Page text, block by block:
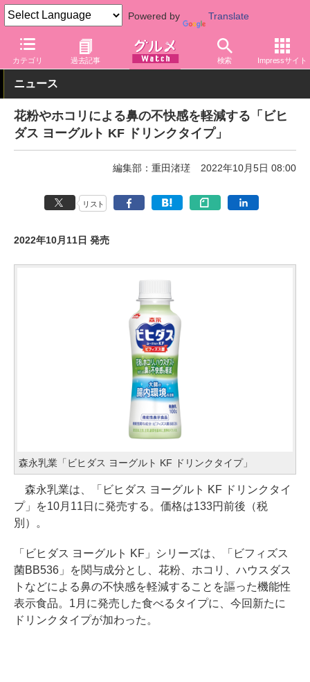
Powered by Translate
カテゴリ 過去記事 検索 Impressサイト
グルメ Watch メーカー 乳製品 森永乳業
ニュース
花粉やホコリによる鼻の不快感を軽減する「ビヒ
ダス ヨーグルト KF ドリンクタイプ」
編集部：重田渚瑳 2022年10月5日 08:00
リスト
2022年10月11日 発売
森永乳業「ビヒダス ヨーグルト KF ドリンクタイプ」
森永乳業は、「ビヒダス ヨーグルト KF ドリンクタイ
プ」を10月11日に発売する。価格は133円前後（税
別）。
「ビヒダス ヨーグルト KF」シリーズは、「ビフィズス
菌BB536」を関与成分とし、花粉、ホコリ、ハウスダス
トなどによる鼻の不快感を軽減することを謳った機能性
表示食品。1月に発売した食べるタイプに、今回新たに
ドリンクタイプが加わった。